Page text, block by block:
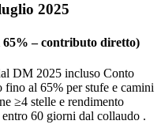
2025
– contributo diretto)
DM 2025 incluso Conto
fino al 65% per stufe e camini
≥4 stelle e rendimento
60 giorni dal collaudo .